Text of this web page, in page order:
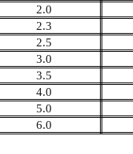
2.0
2.3
2.5
3.0
3.5
4.0
5.0
6.0